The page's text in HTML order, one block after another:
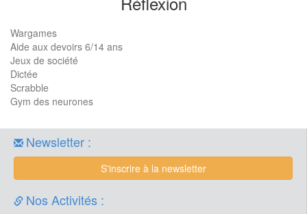
Wargames
Aide aux devoirs 6/14 ans
Jeux de société
Dictée
Scrabble
Gym des neurones
Newsletter :
S'inscrire à la newsletter
Nos Activités :